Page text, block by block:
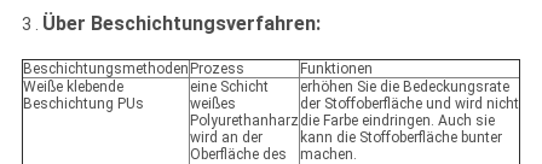
3 . Über Beschichtungsverfahren:
Beschichtungsmethoden Prozess
Funktionen
Weiße klebende
Beschichtung PUs
eine Schicht
weißes
Polyurethanharz
wird an der
Oberfläche des
erhöhen Sie die Bedeckungsrate
der Stoffoberfläche und wird nicht
die Farbe eindringen. Auch sie
kann die Stoffoberfläche bunter
machen.